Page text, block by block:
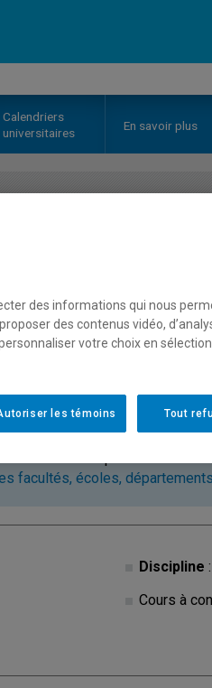
Calendriers
universitaires
En savoir plus
Immersion
- Été 2026 Horaire -
Les descriptions des
facultés, écoles,
Discipline
Cours à
des informations qui nous
des contenus vidéo,
votre choix en
Tout
les témoins